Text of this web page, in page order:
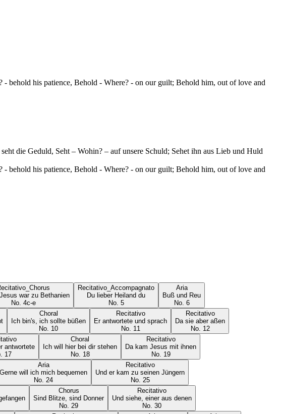
behold his patience, Behold - Where? - on our guilt; Behold him, out of love and
die Geduld, Seht – Wohin? – auf unsere Schuld; Sehet ihn aus Lieb und Huld
behold his patience, Behold - Where? - on our guilt; Behold him, out of love and
war zu Bethanien
No. 4c-e
Recitativo_Accompagnato
Du lieber Heiland du
No. 5
Aria
Buß und Reu
No. 6
Choral
Ich bin's, ich sollte büßen
No. 10
Recitativo
Er antwortete und sprach
No. 11
Recitativo
Da sie aber aßen
No. 12
antwortete
17
Choral
Ich will hier bei dir stehen
No. 18
Recitativo
Da kam Jesus mit ihnen
No. 19
Aria
Gerne will ich mich bequemen
No. 24
Recitativo
Und er kam zu seinen Jüngern
No. 25
Chorus
Sind Blitze, sind Donner
No. 29
Recitativo
Und siehe, einer aus denen
No. 30